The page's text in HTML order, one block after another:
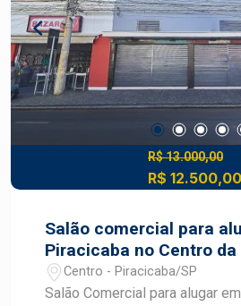
R$ 13.000,00
R$
Salão comercial para
Piracicaba no Centro da
Centro - Piracicaba/SP
Salão Comercial para alugar